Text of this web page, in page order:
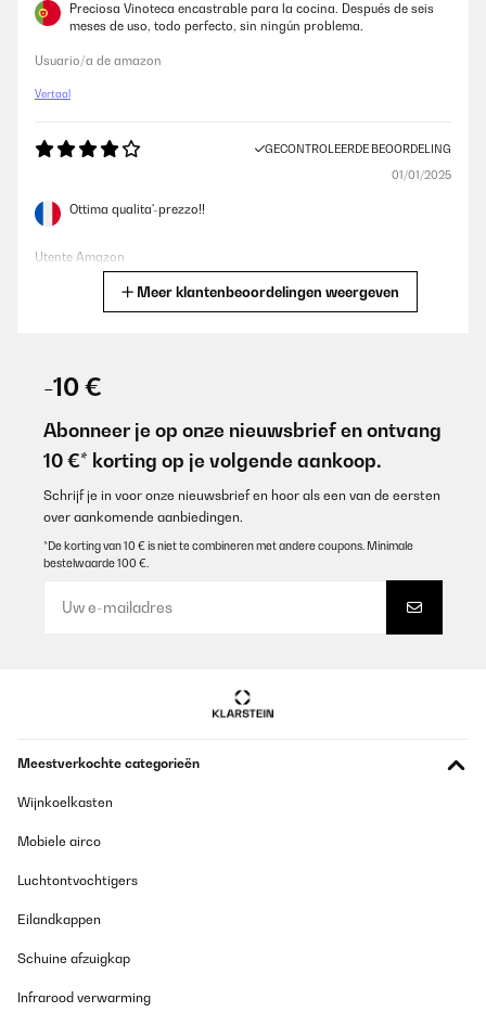
Preciosa Vinoteca encastrable para la cocina. Después de seis
meses de uso, todo perfecto, sin ningún problema.
Usuario/a de amazon
Vertaal
GECONTROLEERDE BEOORDELING
01/01/2025
Ottima qualita'-prezzo!!
Utente Amazon
da solo è una figata
Utente Amazon
Vertaal
GECONTROLEERDE BEOORDELING
Als jemand, der seine Weine wirklich schätzt, muss ich sagen,
nur deutlich mehr Platz aber auch deutlich mehr Strom. Der
Einbauwürfel ist also für Liebhaber die nicht mehr 25 Flaschen
Ist-Temperatur anzeigen.Die Glastür und die stilvolle LED-
meiner Küche. Und ich schätze den UV-Schutz, der meine
einen authentischen Charakter.In einer Welt voller lauter Geräte
ist, vor allem, wenn ich Gäste habe. Ob ich nun alleine bin oder in
Atmosphäre ein, ohne zu stören.Die Installationsanleitung war
professionelle Hilfe einbauen. Ich empfehle den Einbau aber
mindestens mit zwei Leuten zu machen, da er schon ein
Stückchen wiegt.
Meer klantenbeoordelingen weergeven
-10 €
Abonneer je op onze nieuwsbrief en ontvang
10 €* korting op je volgende aankoop.
Schrijf je in voor onze nieuwsbrief en hoor als een van de eersten
over aankomende aanbiedingen.
*De korting van 10 € is niet te combineren met andere coupons. Minimale
bestelwaarde 100 €.
Meestverkochte categorieën
Wijnkoelkasten
Mobiele airco
Luchtontvochtigers
Eilandkappen
Schuine afzuigkap
Infrarood verwarming